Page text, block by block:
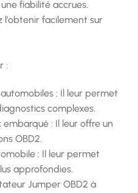
fiabilité accrues.
l’obtenir facilement sur
:
: Il leur permet
complexes.
: Il leur offre un
OBD2.
: Il leur permet
approfondies.
Jumper OBD2 à